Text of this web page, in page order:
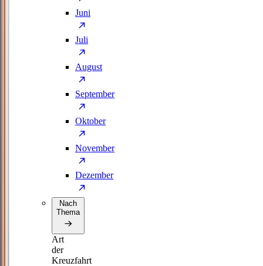
Juni
Juli
August
September
Oktober
November
Dezember
Nach
Thema
Art
der
Kreuzfahrt